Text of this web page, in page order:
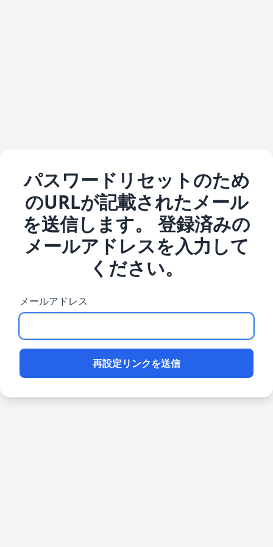
パスワードリセットのため
のURLが記載されたメール
を送信します。 登録済みの
メールアドレスを入力して
ください。
メールアドレス
再設定リンクを送信